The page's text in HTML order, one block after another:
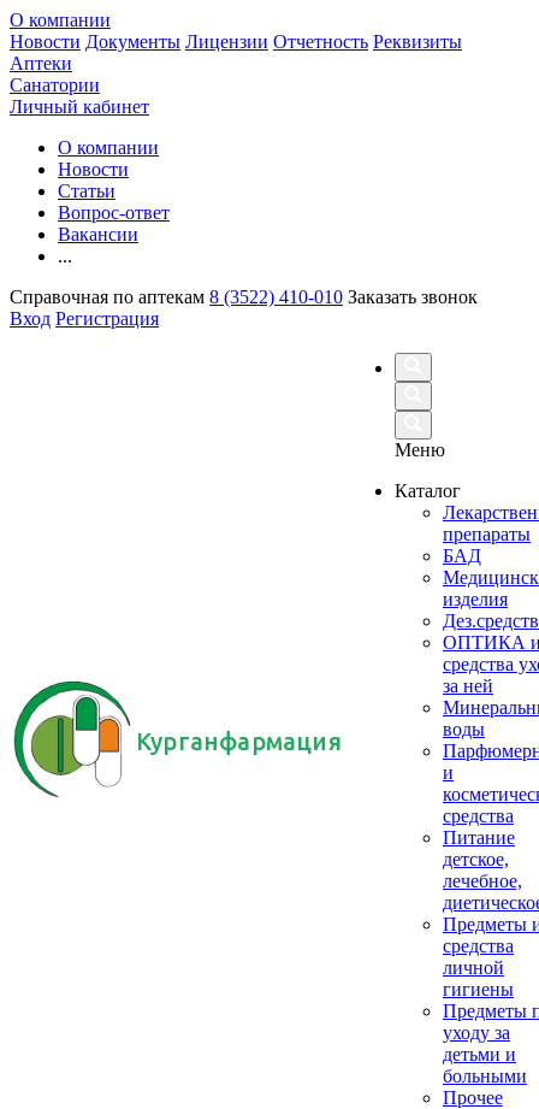
О компании
Новости Документы Лицензии Отчетность Реквизиты
Аптеки
Санатории
Личный кабинет
О компании
Новости
Статьи
Вопрос-ответ
Вакансии
...
Справочная по аптекам 8 (3522) 410-010 Заказать звонок
Вход Регистрация
Курганфармация
Меню
Каталог
препараты
БАД
изделия
ОПТИКА
средства
за ней
воды
и
средства
Питание
детское,
лечебное,
Предметы
средства
личной
гигиены
Предметы
уходу за
детьми и
больными
Прочее